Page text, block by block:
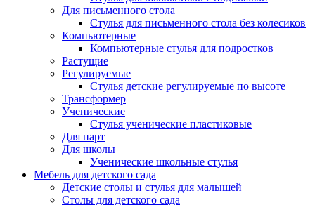
Для письменного стола
Стулья для письменного стола без колесиков
Компьютерные
Компьютерные стулья для подростков
Растущие
Регулируемые
Стулья детские регулируемые по высоте
Трансформер
Ученические
Стулья ученические пластиковые
Для парт
Для школы
Ученические школьные стулья
Мебель для детского сада
Детские столы и стулья для малышей
Столы для детского сада